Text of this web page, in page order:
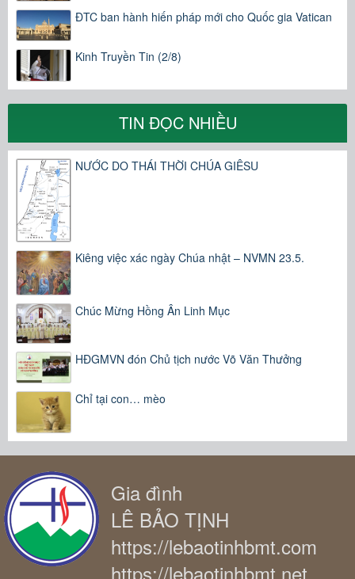
ĐTC ban hành hiến pháp mới cho Quốc gia Vatican
Kinh Truyền Tin (2/8)
TIN ĐỌC NHIỀU
NƯỚC DO THÁI THỜI CHÚA GIÊSU
Kiêng việc xác ngày Chúa nhật – NVMN 23.5.
Chúc Mừng Hồng Ân Linh Mục
HĐGMVN đón Chủ tịch nước Võ Văn Thưởng
Chỉ tại con… mèo
Gia đình
LÊ BẢO TỊNH
https://lebaotinhbmt.com
https://lebaotinhbmt.net